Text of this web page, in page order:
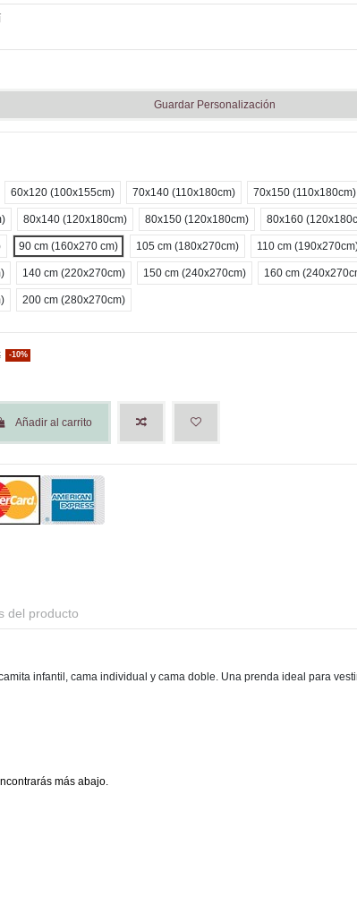
Guardar Personalización
60x120 (100x155cm) 70x140 (110x180cm) 70x150 (110x180cm)
80x140 (120x180cm) 80x150 (120x180cm) 80x160
90 cm (160x270 cm) 105 cm (180x270cm) 110 cm
140 cm (220x270cm) 150 cm (240x270cm) 160 cm
200 cm (280x270cm)
-10%
Añadir al carrito
del producto
infantil, cama individual y cama doble. Una prenda ideal para
más abajo.